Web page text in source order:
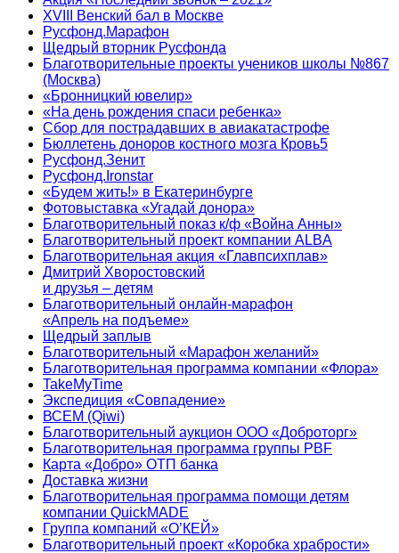
XVIII Венский бал в Москве
Русфонд.Марафон
Щедрый вторник Русфонда
Благотворительные проекты учеников школы №867
(Москва)
«Бронницкий ювелир»
«На день рождения спаси ребенка»
Сбор для пострадавших в авиакатастрофе
Бюллетень доноров костного мозга Кровь5
Русфонд.Зенит
Русфонд.Ironstar
«Будем жить!» в Екатеринбурге
Фотовыставка «Угадай донора»
Благотворительный показ к/ф «Война Анны»
Благотворительный проект компании ALBA
Благотворительная акция «Главпсихплав»
Дмитрий Хворостовский
и друзья – детям
Благотворительный онлайн‑марафон
«Апрель на подъеме»
Щедрый заплыв
Благотворительный «Марафон желаний»
Благотворительная программа компании «Флора»
TakeMyTime
Экспедиция «Совпадение»
ВСЕМ (Qiwi)
Благотворительный аукцион ООО «Доброторг»
Благотворительная программа группы PBF
Карта «Добро» ОТП банка
Доставка жизни
Благотворительная программа помощи детям
компании QuickMADE
Группа компаний «О’КЕЙ»
Благотворительный проект «Коробка храбрости»